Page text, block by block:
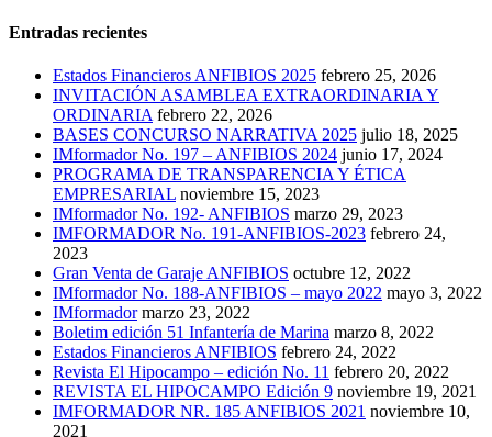
Entradas recientes
Estados Financieros ANFIBIOS 2025 febrero 25, 2026
INVITACIÓN ASAMBLEA EXTRAORDINARIA Y
ORDINARIA febrero 22, 2026
BASES CONCURSO NARRATIVA 2025 julio 18, 2025
IMformador No. 197 – ANFIBIOS 2024 junio 17, 2024
PROGRAMA DE TRANSPARENCIA Y ÉTICA
EMPRESARIAL noviembre 15, 2023
IMformador No. 192- ANFIBIOS marzo 29, 2023
IMFORMADOR No. 191-ANFIBIOS-2023 febrero 24,
2023
Gran Venta de Garaje ANFIBIOS octubre 12, 2022
IMformador No. 188-ANFIBIOS – mayo 2022 mayo 3, 2022
IMformador marzo 23, 2022
Boletim edición 51 Infantería de Marina marzo 8, 2022
Estados Financieros ANFIBIOS febrero 24, 2022
Revista El Hipocampo – edición No. 11 febrero 20, 2022
REVISTA EL HIPOCAMPO Edición 9 noviembre 19, 2021
IMFORMADOR NR. 185 ANFIBIOS 2021 noviembre 10,
2021